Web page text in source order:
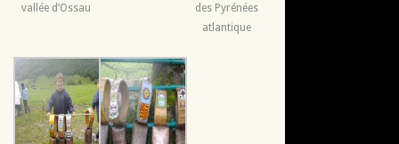
vallée d’Ossau
des Pyrénées
atlantique